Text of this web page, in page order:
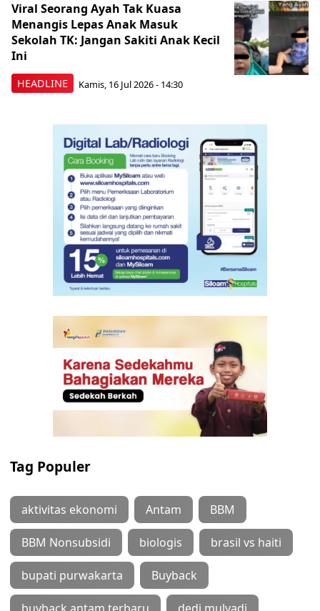
HEADLINE
Viral Seorang Ayah Tak Kuasa
Menangis Lepas Anak Masuk
Sekolah TK: Jangan Sakiti Anak Kecil
Ini
Kamis, 16 Jul 2026 - 14:30
Tag Populer
aktivitas ekonomi Antam BBM
BBM Nonsubsidi biologis brasil vs haiti
bupati purwakarta Buyback